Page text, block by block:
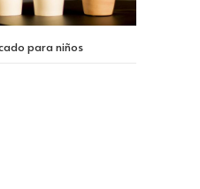
para niños